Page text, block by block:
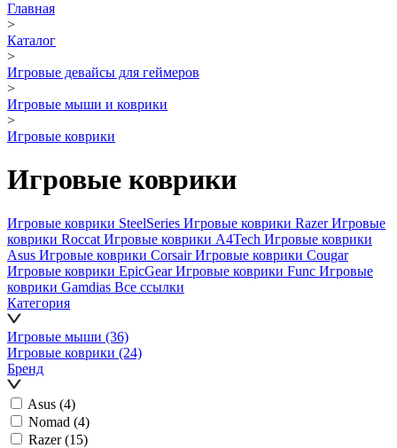
Главная
>
Каталог
>
Игровые девайсы для геймеров
>
Игровые мыши и коврики
>
Игровые коврики
Игровые коврики
Игровые коврики SteelSeries Игровые коврики RazerИгровые
коврики Roccat Игровые коврики A4Tech Игровые коврики
Asus Игровые коврики CorsairИгровые коврики Cougar
Игровые коврики EpicGearИгровые коврики Func Игровые
коврики Gamdias Все ссылки
Категория
Игровые мыши (36)
Игровые коврики (24)
Бренд
Asus (4)
Nomad (4)
Razer (15)